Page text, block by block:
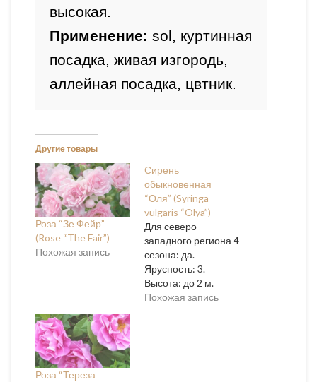
высокая.
Применение: sol, куртинная
посадка, живая изгородь,
аллейная посадка, цвтник.
Другие товары
Роза “Зе Фейр”
(Rose “The Fair”)
Похожая запись
Сирень
обыкновенная
“Оля” (Syringa
vulgaris “Olya”)
Для северо-
западного региона 4
сезона: да.
Ярусность: 3.
Высота: до 2 м.
Строение куста: куст
Похожая запись
Роза “Тереза